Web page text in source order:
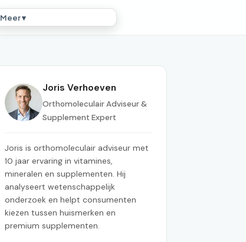
Meer ▾
Joris Verhoeven
Orthomoleculair Adviseur &
Supplement Expert
Joris is orthomoleculair adviseur met
10 jaar ervaring in vitamines,
mineralen en supplementen. Hij
analyseert wetenschappelijk
onderzoek en helpt consumenten
kiezen tussen huismerken en
premium supplementen.